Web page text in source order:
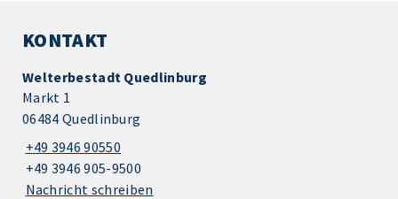
KONTAKT
Welterbestadt Quedlinburg
Markt 1
06484 Quedlinburg
+49 3946 90550
+49 3946 905-9500
Nachricht schreiben